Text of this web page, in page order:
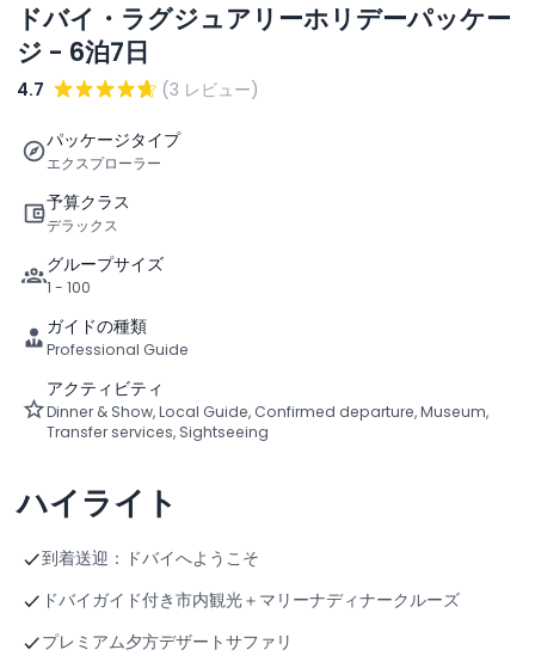
ドバイ・ラグジュアリーホリデーパッケー
ジ - 6泊7日
4.7 (3 レビュー)
パッケージタイプ
エクスプローラー
予算クラス
デラックス
グループサイズ
1 - 100
ガイドの種類
Professional Guide
アクティビティ
Dinner & Show, Local Guide, Confirmed departure, Museum,
Transfer services, Sightseeing
ハイライト
到着送迎：ドバイへようこそ
ドバイガイド付き市内観光＋マリーナディナークルーズ
プレミアム夕方デザートサファリ